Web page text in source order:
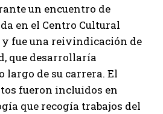
un encuentro de
en el Centro Cultural
fue una reivindicación de
que desarrollaría
largo de su carrera. El
fueron incluidos en
que recogía trabajos del